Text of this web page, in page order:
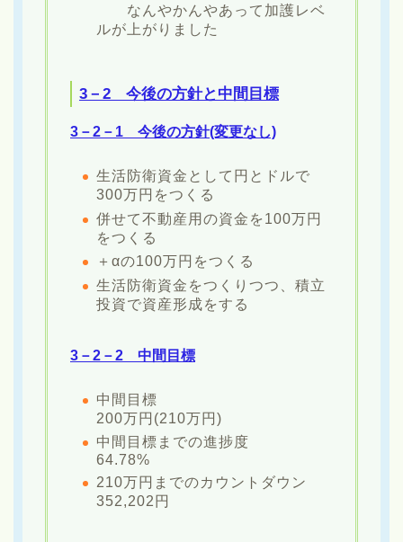
なんやかんやあって加護レベ
ルが上がりました
3－2 今後の方針と中間目標
3－2－1 今後の方針(変更なし)
生活防衛資金として円とドルで
300万円をつくる
併せて不動産用の資金を100万円
をつくる
＋αの100万円をつくる
生活防衛資金をつくりつつ、積立
投資で資産形成をする
3－2－2 中間目標
中間目標
200万円(210万円)
中間目標までの進捗度
64.78%
210万円までのカウントダウン
352,202円